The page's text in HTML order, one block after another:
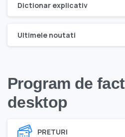
Dictionar explicativ
Ultimele noutati
Program de
desktop
PRETURI